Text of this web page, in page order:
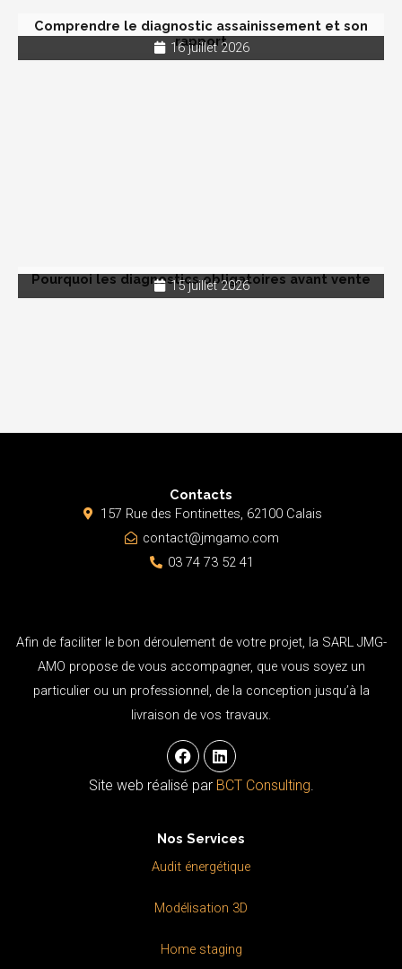
Comprendre le diagnostic assainissement et son
rapport
16 juillet 2026
Pourquoi les diagnostics obligatoires avant vente
15 juillet 2026
Contacts
157 Rue des Fontinettes, 62100 Calais
contact@jmgamo.com
03 74 73 52 41
Afin de faciliter le bon déroulement de votre projet, la SARL JMG-
AMO propose de vous accompagner, que vous soyez un
particulier ou un professionnel, de la conception jusqu’à la
livraison de vos travaux.
F
a
c
e
o
k
L
i
n
k
i
n
Site web réalisé par BCT Consulting.
Nos Services
Audit énergétique
Modélisation 3D
Home staging